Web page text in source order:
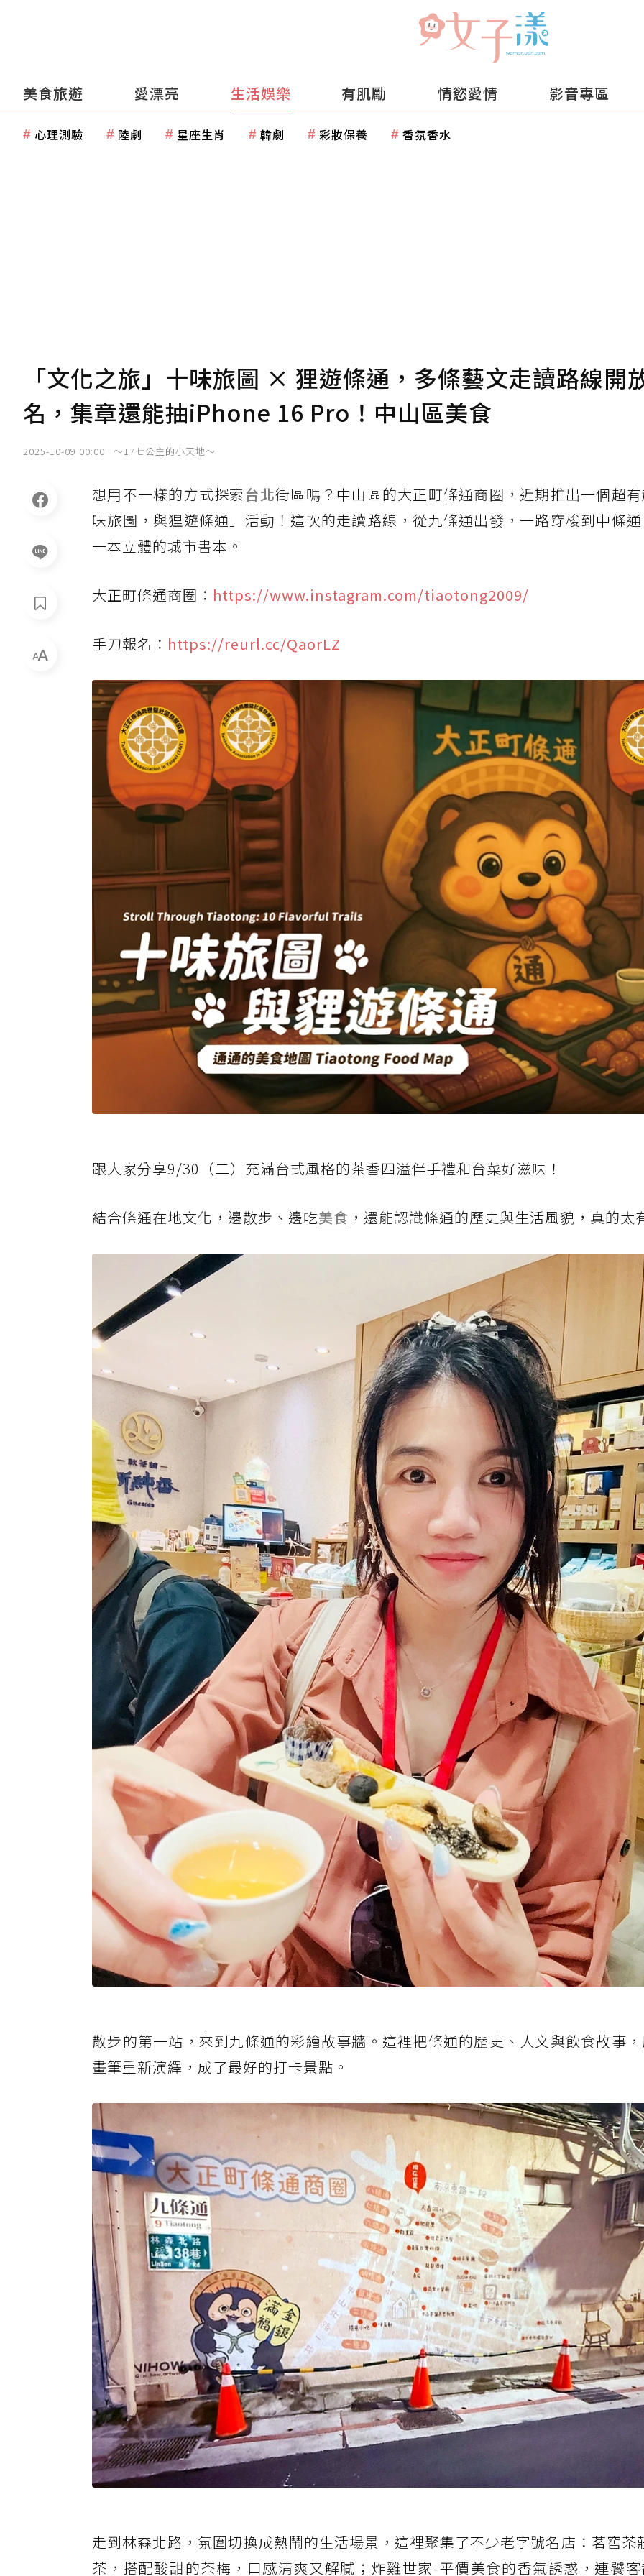
美食旅遊 愛漂亮 生活娛樂 有肌勵 情慾愛情 影音專區
心理測驗 陸劇 星座生肖 韓劇 彩妝保養 香氛香水
「文化之旅」十味旅圖 × 狸遊條通，多條藝文走讀路線開
名，集章還能抽iPhone 16 Pro！中山區美食
2025-10-09 00:00 ～17七公主的小天地～
想用不一樣的方式探索台北街區嗎？中山區的大正町條通商圈，近期推出一個超
味旅圖，與狸遊條通」活動！這次的走讀路線，從九條通出發，一路穿梭到中條
一本立體的城市書本。
大正町條通商圈： https://www.instagram.com/tiaotong2009/
手刀報名： https://reurl.cc/QaorLZ
跟大家分享9/30（二）充滿台式風格的茶香四溢伴手禮和台菜好滋味！
結合條通在地文化，邊散步、邊吃美食 ，還能認識條通的歷史與生活風貌，真的太
散步的第一站，來到九條通的彩繪故事牆。這裡把條通的歷史、人文與飲食故事
畫筆重新演繹，成了最好的打卡景點。
走到林森北路，氛圍切換成熱鬧的生活場景，這裡聚集了不少老字號名店：茗窖茶
茶，搭配酸甜的茶梅，口感清爽又解膩；炸雞世家-平價美食的香氣誘惑，連饕